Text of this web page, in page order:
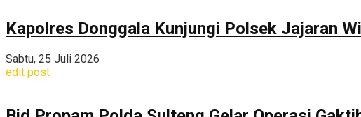
Kapolres Donggala Kunjungi Polsek Jajaran
Sabtu, 25 Juli 2026
edit post